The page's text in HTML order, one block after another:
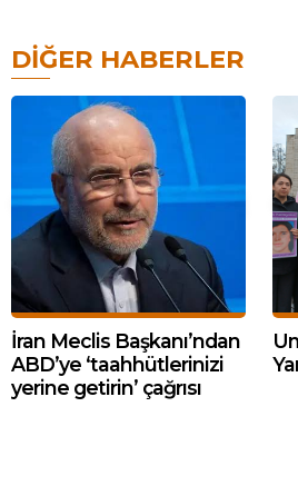
DIĞER HABERLER
İran Meclis Başkanı’ndan
ABD’ye ‘taahhütlerinizi
yerine getirin’ çağrısı